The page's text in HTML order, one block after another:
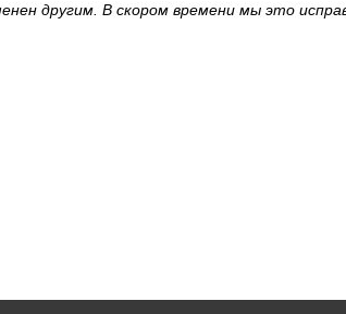
другим. В скором времени мы это